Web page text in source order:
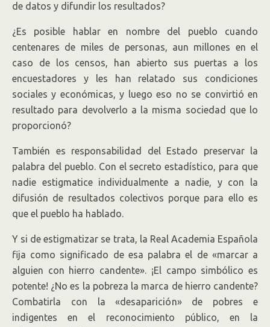
de datos y difundir los resultados?
¿Es posible hablar en nombre del pueblo cuando
centenares de miles de personas, aun millones en el
caso de los censos, han abierto sus puertas a los
encuestadores y les han relatado sus condiciones
sociales y económicas, y luego eso no se convirtió en
resultado para devolverlo a la misma sociedad que lo
proporcionó?
También es responsabilidad del Estado preservar la
palabra del pueblo. Con el secreto estadístico, para que
nadie estigmatice individualmente a nadie, y con la
difusión de resultados colectivos porque para ello es
que el pueblo ha hablado.
Y si de estigmatizar se trata, la Real Academia Española
fija como significado de esa palabra el de «marcar a
alguien con hierro candente». ¡El campo simbólico es
potente! ¿No es la pobreza la marca de hierro candente?
Combatirla con la «desaparición» de pobres e
indigentes en el reconocimiento público, en la